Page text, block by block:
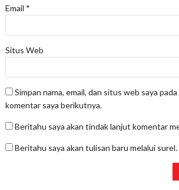
Email *
Situs Web
Simpan nama, email, dan situs web saya
komentar saya berikutnya.
Beritahu saya akan tindak lanjut komentar
Beritahu saya akan tulisan baru melalui surel.